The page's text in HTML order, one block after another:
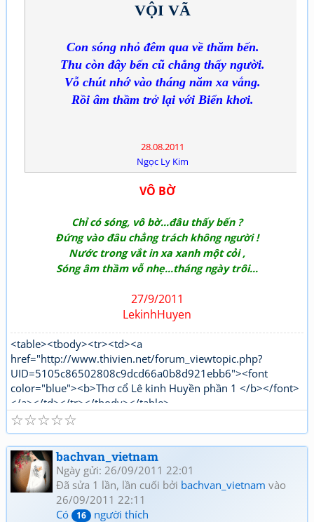
VỘI VÃ
Con sóng nhỏ đêm qua về thăm bến.
Thu còn đây bến cũ chẳng thấy người.
Vỗ chút nhớ vào tháng năm xa vắng.
Rồi âm thầm trở lại với Biển khơi.
28.08.2011
Ngọc Ly Kim
VÔ BỜ
Chỉ có sóng, vô bờ...đâu thấy bến ?
Đứng vào đâu chẳng trách không người !
Nước trong vắt in xa xanh một cỏi ,
Sóng âm thầm vỗ nhẹ...tháng ngày trôi...
27/9/2011
LekinhHuyen
<table><tbody><tr><td><a
href="http://www.thivien.net/forum_viewtopic.php?
UID=5105c86502808c9dcd66a0b8d921ebb6"><font
color="blue"><b>Thơ cổ Lê kinh Huyền phần 1 </b></font>
</a></td></tr></tbody></table>
"http://www.thivien.net/forum_viewtopic.php?
UID=bkDYrcuJOSk9GouaL4BqFQ"><font color="red">
<b>Thơ mới Lê kinh Huyền phần 1</b></font></a></td>
</tr></tbody></table>[/html]
☆
☆
☆
☆
☆
bachvan_vietnam
Ngày gửi: 26/09/2011 22:01
Đã sửa 1 lần, lần cuối bởi bachvan_vietnam vào
26/09/2011 22:11
Có
16 người thích